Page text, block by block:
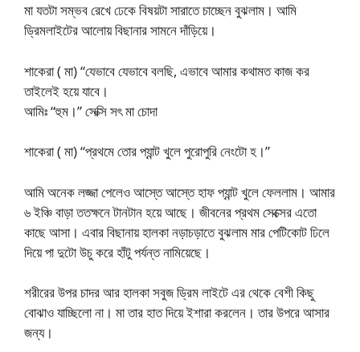
মা যতটা সম্ভব রেখে ঢেকে বিষয়টা সারাতে চাচ্ছেন বুঝলাম। আমি
ড্রিমলাইটের আলোয় বিছানার সামনে দাঁড়িয়ে।
শাকেরা ( মা) “যেভাবে যেভাবে বলছি, এভাবে আমার কথামত কাজ কর
তাইলেই হয়ে যাবে।
আমিঃ “হুম।” সেক্সি সৎ মা চোদা
শাকেরা ( মা) “প্রথমে তোর প্যান্ট খুলে পুরোপুরি নেংটো হ।”
আমি অনেক লজ্জা পেলেও আস্তে আস্তে হাফ প্যান্ট খুলে ফেললাম। আমার
৬ ইঞ্চি বাড়া ততক্ষনে টানটান হয়ে আছে। জীবনের প্রথম সেক্সের এতো
কাছে আসা। এবার বিছানায় হালকা নড়াচড়াতে বুঝলাম মার পেটিকোট ঢিলে
দিয়ে পা দুটো উচু করে হাঁটু পর্যন্ত নামিয়েছে।
শরীরের উপর চাদর আর হালকা সবুজ ড্রিম লাইটে এর থেকে বেশী কিছু
বোঝাও যাচ্ছিলো না। মা তার হাত দিয়ে ইশারা করলেন। তার উপরে আসার
জন্য।